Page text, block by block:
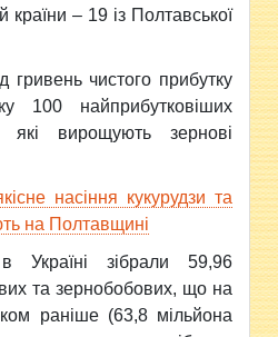
країни – 19 із Полтавської
чистого прибутку
100 найприбутковіших
які вирощують зернові
насіння кукурудзи та
на Полтавщині
Україні зібрали 59,96
та зернобобових, що на
раніше (63,8 мільйона